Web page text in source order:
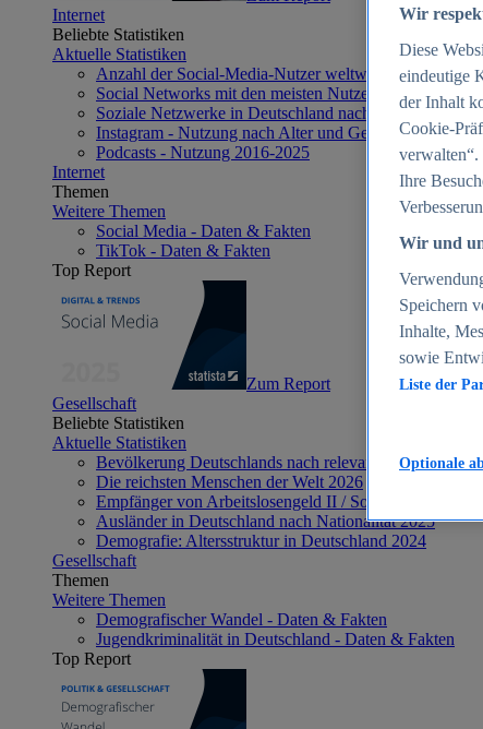
Internet
Beliebte Statistiken
Aktuelle Statistiken
Anzahl der Social-Media-Nutzer weltweit 2012-2025
Social Networks mit den meisten Nutzern weltweit 2025
Soziale Netzwerke in Deutschland nach Generationen
Instagram - Nutzung nach Alter und Geschlecht in
Podcasts - Nutzung 2016-2025
Internet
Themen
Weitere Themen
Social Media - Daten & Fakten
TikTok - Daten & Fakten
Top Report
Zum Report
Gesellschaft
Beliebte Statistiken
Aktuelle Statistiken
Bevölkerung Deutschlands nach relevanten
Die reichsten Menschen der Welt 2026
Empfänger von Arbeitslosengeld II / Sozialgeld /
Ausländer in Deutschland nach Nationalität 2025
Demografie: Altersstruktur in Deutschland 2024
Gesellschaft
Themen
Weitere Themen
Demografischer Wandel - Daten & Fakten
Jugendkriminalität in Deutschland - Daten & Fakten
Top Report
Wir
Diese
eindeutige
der Inhalt
Cookie-
Ihre
Wir und
Speichern
Inhalte,
sowie
Liste der
Optionale